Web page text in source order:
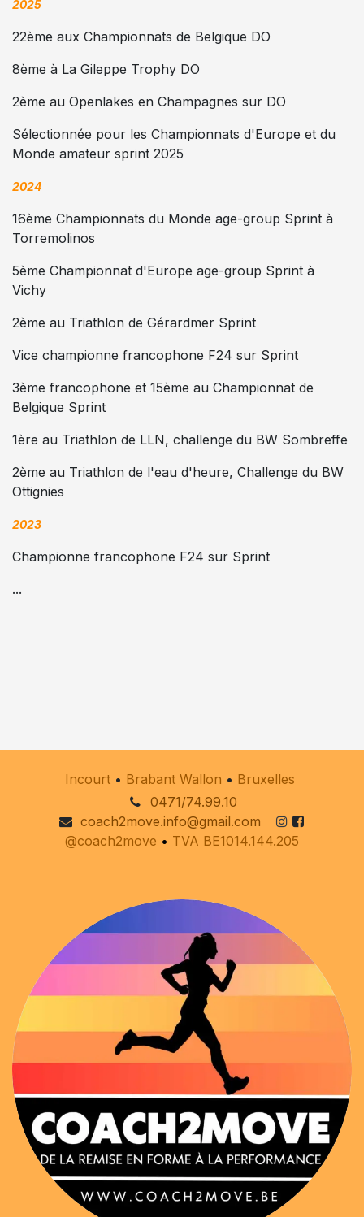
2025
22ème aux Championnats de Belgique DO
8ème à La Gileppe Trophy DO
2ème au Openlakes en Champagnes sur DO
Sélectionnée pour les Championnats d'Europe et du
Monde amateur sprint 2025
2024
16ème Championnats du Monde age-group Sprint à
Torremolinos
5ème Championnat d'Europe age-group Sprint à
Vichy
2ème au Triathlon de Gérardmer Sprint
Vice championne francophone F24 sur Sprint
3ème francophone et 15ème au Championnat de
Belgique Sprint
1ère au Triathlon de LLN, challenge du BW Sombreffe
2ème au Triathlon de l'eau d'heure, Challenge du BW
Ottignies
2023
Championne francophone F24 sur Sprint
...
Incourt • Brabant Wallon • Bruxelles
0471/74.99.10
coach2move.info@gmail.com
@coach2move • TVA BE1014.144.205